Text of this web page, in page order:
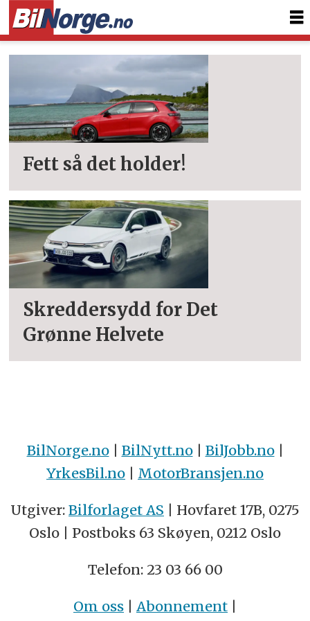
Tag:
gti
Fett så det holder!
Skreddersydd for Det
Grønne Helvete
BilNorge.no| BilNytt.no| BilJobb.no|
YrkesBil.no | MotorBransjen.no
Utgiver: Bilforlaget AS | Hovfaret 17B, 0275
Oslo | Postboks 63 Skøyen, 0212 Oslo
Telefon: 23 03 66 00
Om oss | Abonnement |